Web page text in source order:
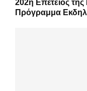
202η Επέτειος
Πρόγραμμα